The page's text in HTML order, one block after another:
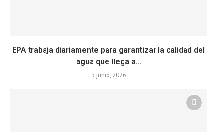
EPA trabaja diariamente para garantizar la calidad del
agua que llega a...
5 junio, 2026